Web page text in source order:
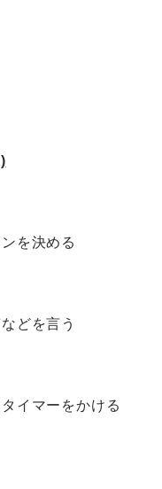
を決める
どを言う
イマーをかける